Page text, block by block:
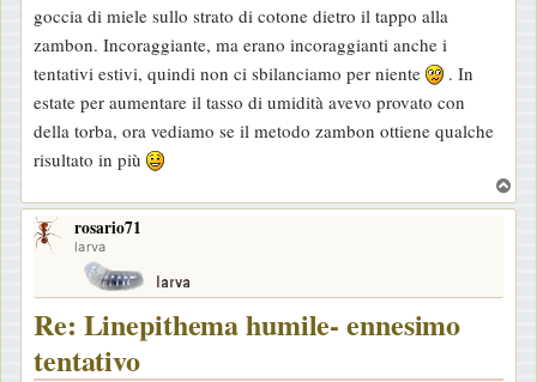
goccia di miele sullo strato di cotone dietro il tappo alla
zambon. Incoraggiante, ma erano incoraggianti anche i
tentativi estivi, quindi non ci sbilanciamo per niente
. In
estate per aumentare il tasso di umidità avevo provato con
della torba, ora vediamo se il metodo zambon ottiene qualche
risultato in più
o
rosario71
larva
Re: Linepithema humile- ennesimo
tentativo